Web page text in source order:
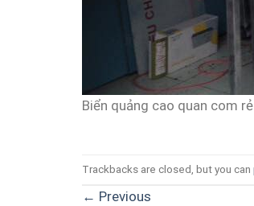
Biển quảng cao quan com
Trackbacks are closed, but you can
← Previous